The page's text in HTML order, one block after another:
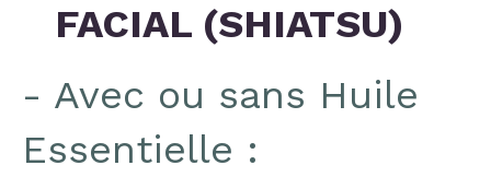
FACIAL (SHIATSU)
- Avec ou sans Huile
Essentielle :